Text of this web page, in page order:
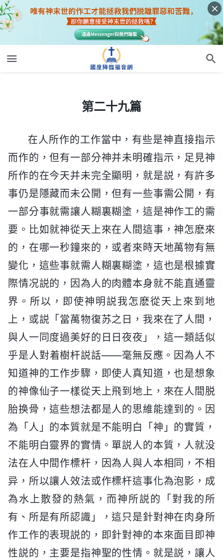
第二十九篇
在人所作的工作當中，有些是神直接指示
而作的，但有一部分神并未明確指示，足見神
所作的在今天并未完全顯明，就是説，有許多
事仍是隱藏而未公開，但有一些事需公開，有
一部分事就需讓人糊裏糊塗，這是神作工的需
要。比如就神從天上來在人間這事，神怎麽來
的，在哪一秒鐘來的，或者來時天地萬物有無
變化，這些事就需人糊裏糊塗，這也是根據實
際情况説的，因為人的肉體本身就不能直通靈
界。所以，即使神明説我怎麽從天上來到地
上，或説「當萬物復苏之日，我來在了人間，
與人一同度過美好的日日夜夜」，這一類話似
乎是人對着樹杆説話——毫無反應。因為人不
知道神的工作步驟，即使人真知道，也是想象
的神像仙子一樣從天上飛到地上，來在人間脱
胎换骨，這些想法都是人的思維能達到的。因
為「人」的本質就是不能明白「神」的實質，
不能明白靈界的實情。單説人的本質，人就没
法在人中間作標杆，因為人與人本相同，不相
异，所以讓人效法或作標杆這事化為泡影，成
為水上散發的熱氣，而神所説的「對我的所
有、所是有所認識」，這只是針對神在肉身所
作工作的表現説的，即針對神的本來面目即神
性説的，主要是指神聖的性情。就是説，讓人